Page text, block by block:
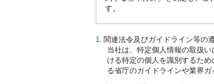
す。
1. 関連法令及びガイドライン等の
当社は、特定個人情報の取扱
ける特定の個人を識別するた
る省庁のガイドラインや業界ガ